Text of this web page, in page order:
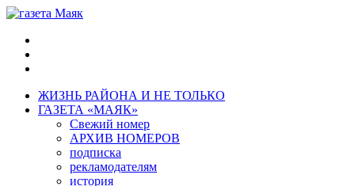
ЖИЗНЬ РАЙОНА И НЕ ТОЛЬКО
ГАЗЕТА «МАЯК»
Свежий номер
АРХИВ НОМЕРОВ
подписка
рекламодателям
история